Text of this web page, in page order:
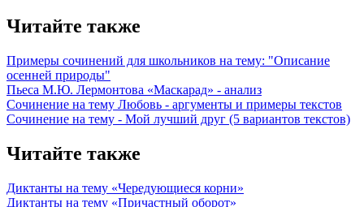
Читайте также
Примеры сочинений для школьников на тему: "Описание
осенней природы"
Пьеса М.Ю. Лермонтова «Маскарад» - анализ
Сочинение на тему Любовь - аргументы и примеры текстов
Сочинение на тему - Мой лучший друг (5 вариантов текстов)
Читайте также
Диктанты на тему «Чередующиеся корни»
Диктанты на тему «Причастный оборот»